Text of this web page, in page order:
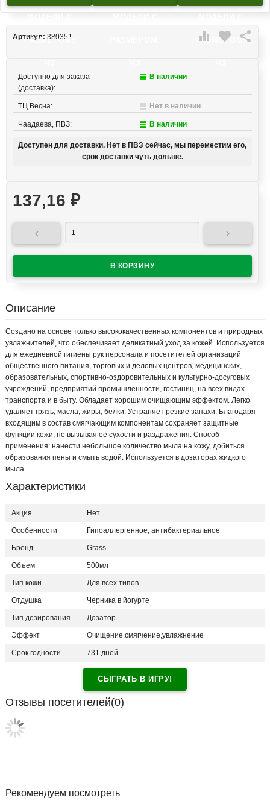
РАЗМЕРОМ: РАЗМЕРОМ:
 favorite 
Артикул: 380351
Доступно для заказа
(доставка):
В наличии
ТЦ Весна: Нет в наличии
Чаадаева, ПВЗ: В наличии
Доступен для доставки. Нет в ПВЗ сейчас, мы переместим его,
срок доставки чуть дольше.
137,16 ₽
 
Описание
Создано на основе только высококачественных компонентов и природных
увлажнителей, что обеспечивает деликатный уход за кожей. Используется
для ежедневной гигиены рук персонала и посетителей организаций
общественного питания, торговых и деловых центров, медицинских,
образовательных, спортивно-оздоровительных и культурно-досуговых
учреждений, предприятий промышленности, гостиниц, на всех видах
транспорта и в быту. Обладает хорошим очищающим эффектом. Легко
удаляет грязь, масла, жиры, белки. Устраняет резкие запахи. Благодаря
входящим в состав смягчающим компонентам сохраняет защитные
функции кожи, не вызывая ее сухости и раздражения. Способ
применения: нанести небольшое количество мыла на кожу, добиться
образования пены и смыть водой. Используется в дозаторах жидкого
мыла.
Характеристики
Акция Нет
Особенности Гипоаллергенное, антибактериальное
Бренд Grass
Объем 500мл
Тип кожи Для всех типов
Отдушка Черника в йогурте
Тип дозирования Дозатор
Эффект Очищение,смягчение,увлажнение
Срок годности 731 дней
СЫГРАТЬ В ИГРУ!
Отзывы посетителей(0)
Рекомендуем посмотреть